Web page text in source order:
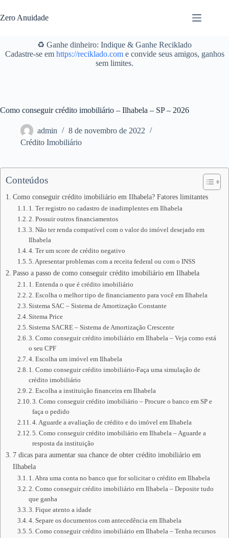
para
o
Zero Anuidade
♻️ Ganhe dinheiro: Indique & Ganhe Reciklado
Cadastre-se em https://reciklado.come convide seus amigos, ganhos
sem limites.
Como conseguir crédito imobiliário – Ilhabela – SP – 2026
admin
8 de novembro de 2022
Crédito Imobiliário
Conteúdos
Como conseguir crédito imobiliário em Ilhabela? Fatores limitantes
1. Ter registro no cadastro de inadimplentes em Ilhabela
2. Possuir outros financiamentos
3. Não ter renda compatível com o valor do imóvel desejado em
Ilhabela
4. Ter um score de crédito negativo
5. Apresentar problemas com a receita federal ou com o INSS
Passo a passo de como conseguir crédito imobiliário em Ilhabela
1. Entenda o que é crédito imobiliário
2. Escolha o melhor tipo de financiamento para você em Ilhabela
Sistema SAC – Sistema de Amortização Constante
Sitema Price
Sistema SACRE – Sistema de Amortização Crescente
3. Como conseguir crédito imobiliário em Ilhabela – Veja como está
o seu CPF
4. Escolha um imóvel em Ilhabela
1. Como conseguir crédito imobiliário-Faça uma simulação de
crédito imobiliário
2. Escolha a instituição financeira em Ilhabela
3. Como conseguir crédito imobiliário – Procure o banco em SP e
faça o pedido
4. Aguarde a avaliação de crédito e do imóvel em Ilhabela
5. Como conseguir crédito imobiliário em Ilhabela – Aguarde a
resposta da instituição
7 dicas para aumentar sua chance de obter crédito imobiliário em
Ilhabela
1. Abra uma conta no banco que for solicitar o crédito em Ilhabela
2. Como conseguir crédito imobiliário em Ilhabela – Deposite tudo
que ganha
3. Fique atento a idade
4. Separe os documentos com antecedência em Ilhabela
5. Como conseguir crédito imobiliário em Ilhabela – Tenha recursos